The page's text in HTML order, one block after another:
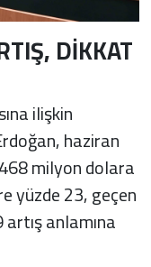
DİKKAT
ilişkin
haziran
milyon dolara
yüzde 23, geçen
artış anlamına